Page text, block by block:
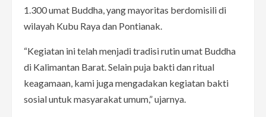
1.300 umat Buddha, yang mayoritas berdomisili di
wilayah Kubu Raya dan Pontianak.
“Kegiatan ini telah menjadi tradisi rutin umat Buddha
di Kalimantan Barat. Selain puja bakti dan ritual
keagamaan, kami juga mengadakan kegiatan bakti
sosial untuk masyarakat umum,” ujarnya.